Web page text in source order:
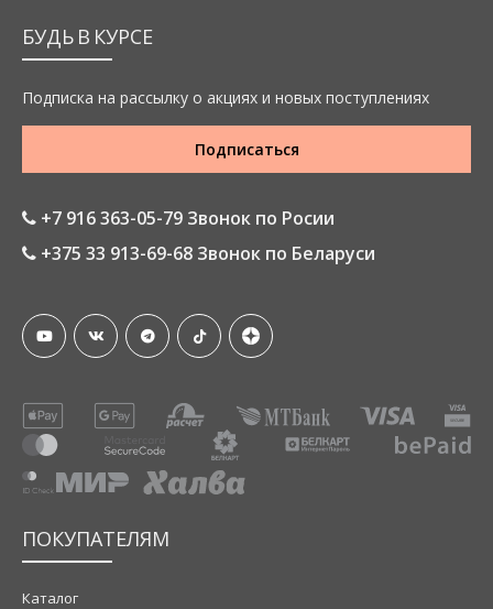
БУДЬ В КУРСЕ
Подписка на рассылку о акциях и новых поступлениях
Подписаться
+7 916 363-05-79 Звонок по Росии
+375 33 913-69-68 Звонок по Беларуси
ПОКУПАТЕЛЯМ
Каталог